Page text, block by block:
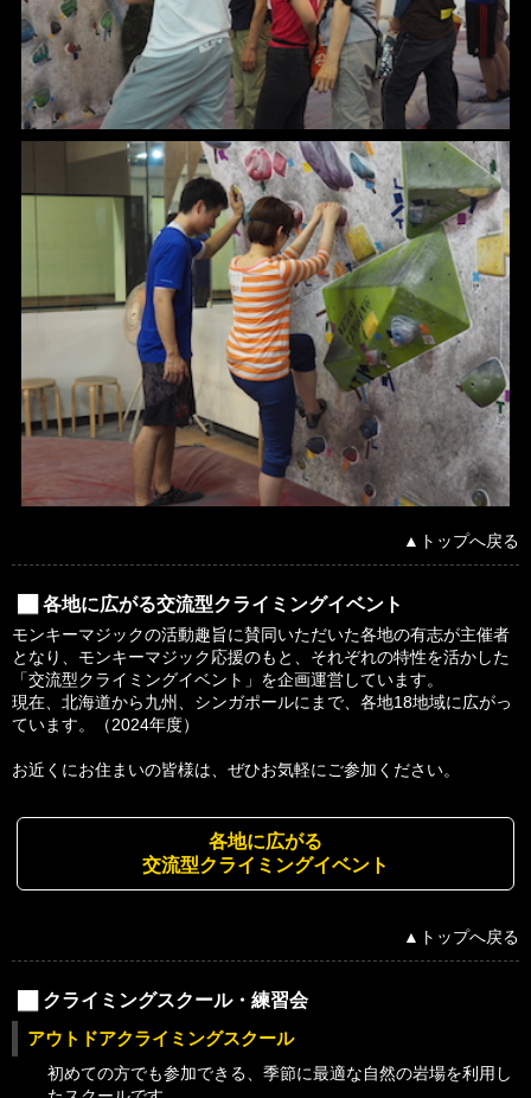
▲トップへ戻る
各地に広がる交流型クライミングイベント
モンキーマジックの活動趣旨に賛同いただいた各地の有志が主催者
となり、モンキーマジック応援のもと、それぞれの特性を活かした
「交流型クライミングイベント」を企画運営しています。
現在、北海道から九州、シンガポールにまで、各地18地域に広がっ
ています。（2024年度）
お近くにお住まいの皆様は、ぜひお気軽にご参加ください。
各地に広がる
交流型クライミングイベント
▲トップへ戻る
クライミングスクール・練習会
アウトドアクライミングスクール
初めての方でも参加できる、季節に最適な自然の岩場を利用し